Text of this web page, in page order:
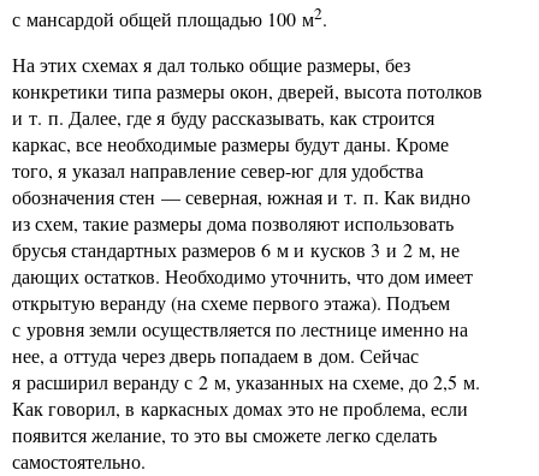
с мансардой общей площадью 100 м2.
На этих схемах я дал только общие размеры, без
конкретики типа размеры окон, дверей, высота потолков
и т. п. Далее, где я буду рассказывать, как строится
каркас, все необходимые размеры будут даны. Кроме
того, я указал направление север-юг для удобства
обозначения стен — северная, южная и т. п. Как видно
из схем, такие размеры дома позволяют использовать
брусья стандартных размеров 6 м и кусков 3 и 2 м, не
дающих остатков. Необходимо уточнить, что дом имеет
открытую веранду (на схеме первого этажа). Подъем
с уровня земли осуществляется по лестнице именно на
нее, а оттуда через дверь попадаем в дом. Сейчас
я расширил веранду с 2 м, указанных на схеме, до 2,5 м.
Как говорил, в каркасных домах это не проблема, если
появится желание, то это вы сможете легко сделать
самостоятельно.